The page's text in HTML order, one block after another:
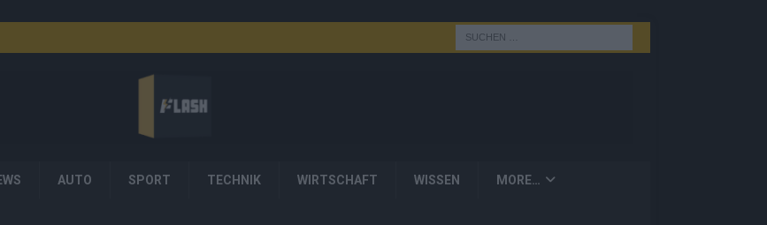
AUTO SPORT TECHNIK WIRTSCHAFT WISSEN MORE…